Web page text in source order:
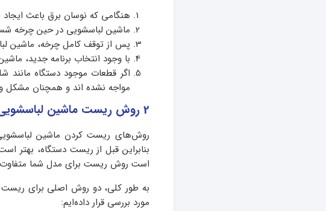
هنگامی که نوسان برق باعث
ماشین لباسشویی در حین چرخه
پس از توقف کامل چرخه، ماشین
با وجود انتخاب برنامه جدید،
اگر قطعات موجود دستگاه
مواجه نشده اند و همچنان مشکل
2 روش ریست ماشین لباسشویی سامسونگ
روش‌های ریست کردن ماشین
بنابراین قبل از ریست دستگاه، بهتر
است روش ریست برای مدل شما
به طور کلی، دو روش اصلی برای ریست
مورد بررسی قرار داده‌ایم: